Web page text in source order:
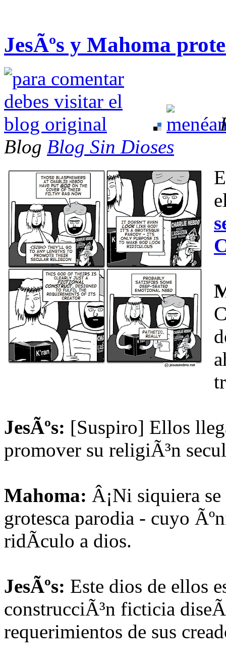
JesÃºs y Mahoma
Blog Blog Sin Dioses
JesÃºs: [Suspiro] Ellos
promover su religiÃ³n
Mahoma: Â¡Ni siquiera se
grotesca parodia - cuyo
ridÃ­culo a dios.
JesÃºs: Este dios de ellos
construcciÃ³n ficticia
requerimientos de sus